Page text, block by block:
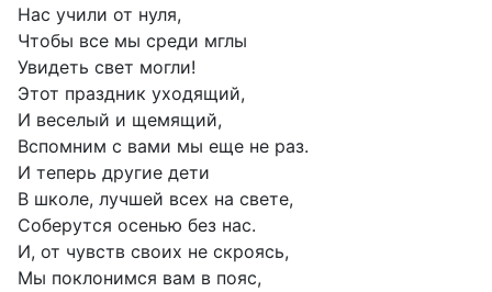
Нас учили от нуля,
Чтобы все мы среди мглы
Увидеть свет могли!
Этот праздник уходящий,
И веселый и щемящий,
Вспомним с вами мы еще не раз.
И теперь другие дети
В школе, лучшей всех на свете,
Соберутся осенью без нас.
И, от чувств своих не скроясь,
Мы поклонимся вам в пояс,